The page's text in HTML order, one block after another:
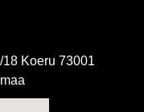
Koeru 73001